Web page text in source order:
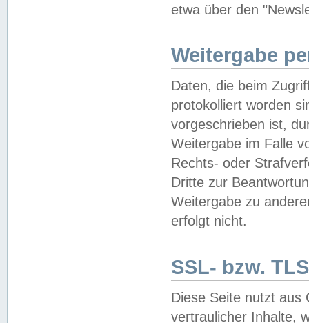
etwa über den
Weitergabe
Daten, die beim
protokolliert worden
vorgeschrieben ist,
Weitergabe im Falle
Rechts- oder
Dritte zur
Weitergabe zu
erfolgt nicht.
SSL- bzw.
Diese Seite nutzt aus
vertraulicher Inhalte,